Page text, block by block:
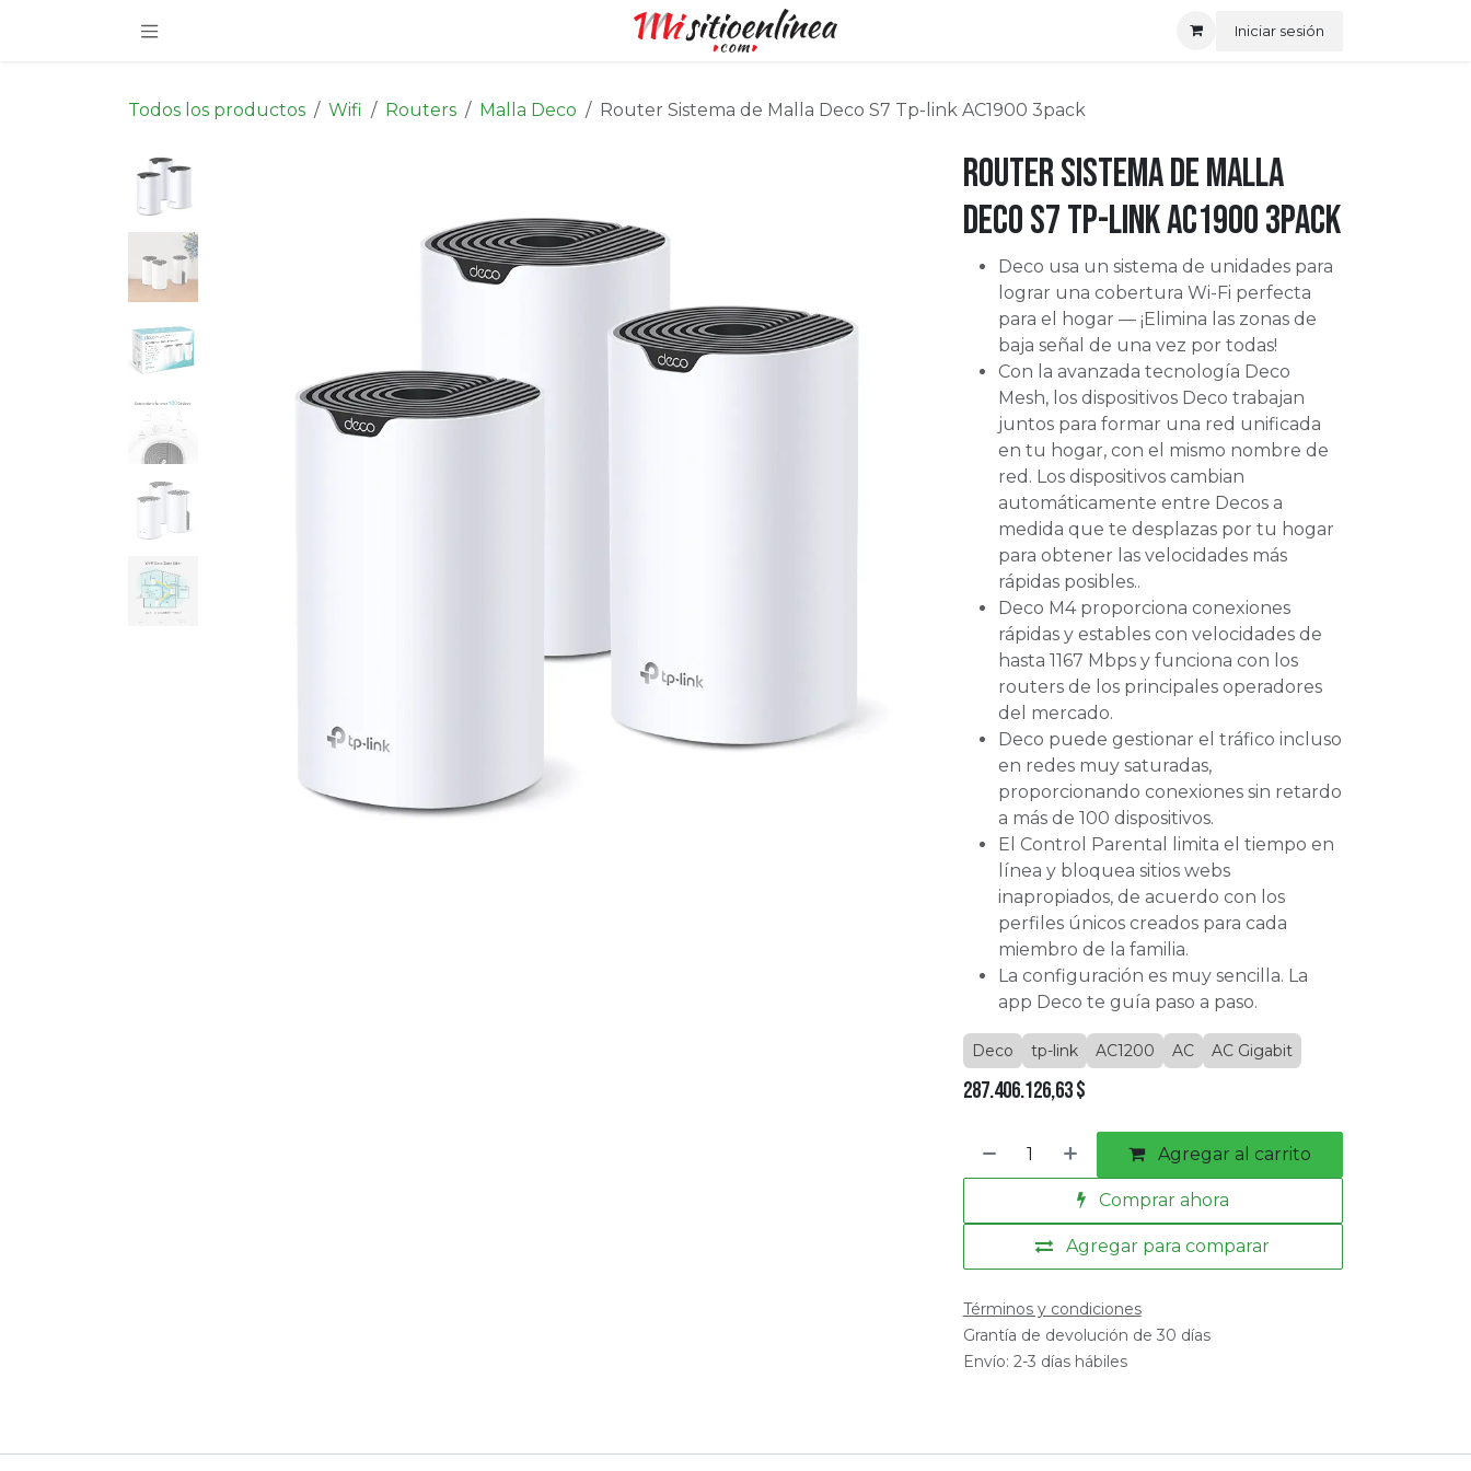
Iniciar sesión
Todos los productos Wifi Routers Malla Deco Router Sistema de Malla Deco S7 Tp-link AC1900 3pack
Router Sistema de Malla
Deco S7 Tp-link AC1900 3pack
Deco usa un sistema de unidades para
lograr una cobertura Wi-Fi perfecta
para el hogar — ¡Elimina las zonas de
baja señal de una vez por todas!
Con la avanzada tecnología Deco
Mesh, los dispositivos Deco trabajan
juntos para formar una red unificada
en tu hogar, con el mismo nombre de
red. Los dispositivos cambian
automáticamente entre Decos a
medida que te desplazas por tu hogar
para obtener las velocidades más
rápidas posibles..
Deco M4 proporciona conexiones
rápidas y estables con velocidades de
hasta 1167 Mbps y funciona con los
routers de los principales operadores
del mercado.
Deco puede gestionar el tráfico incluso
en redes muy saturadas,
proporcionando conexiones sin retardo
a más de 100 dispositivos.
El Control Parental limita el tiempo en
línea y bloquea sitios webs
inapropiados, de acuerdo con los
perfiles únicos creados para cada
miembro de la familia.
La configuración es muy sencilla. La
app Deco te guía paso a paso.
Deco tp-link AC1200 AC AC Gigabit
287.406.126,63$
Agregar al carrito
Comprar ahora
Agregar para comparar
Términos y condiciones
Grantía de devolución de 30 días
Envío: 2-3 días hábiles